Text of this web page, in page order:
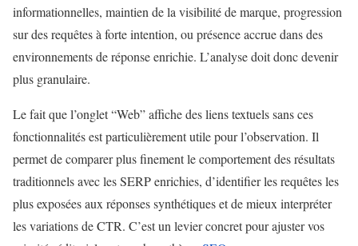
informationnelles, maintien de la visibilité de marque, progression
sur des requêtes à forte intention, ou présence accrue dans des
environnements de réponse enrichie. L’analyse doit donc devenir
plus granulaire.
Le fait que l’onglet “Web” affiche des liens textuels sans ces
fonctionnalités est particulièrement utile pour l’observation. Il
permet de comparer plus finement le comportement des résultats
traditionnels avec les SERP enrichies, d’identifier les requêtes les
plus exposées aux réponses synthétiques et de mieux interpréter
les variations de CTR. C’est un levier concret pour ajuster vos